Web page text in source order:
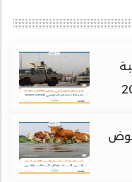
الحوض